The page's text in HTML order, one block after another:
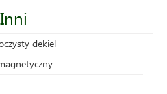
Inni
dekiel